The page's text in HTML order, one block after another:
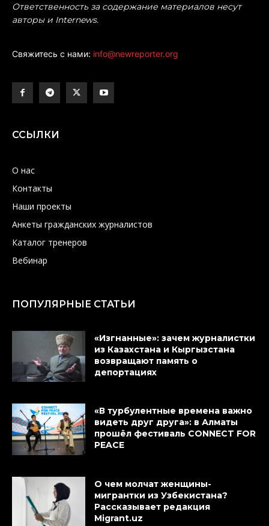
Ответственность за содержание материалов несут
авторы и Internews.
Свяжитесь с нами: info@newreporter.org
ССЫЛКИ
О нас
Контакты
Наши проекты
Анкеты гражданских журналистов
Каталог тренеров
Вебинар
ПОПУЛЯРНЫЕ СТАТЬИ
«Изгнанные»: зачем журналистки
из Казахстана и Кыргызстана
возвращают память о
депортациях
«В турбулентные времена важно
видеть друг друга»: в Алматы
прошёл фестиваль CONNECT FOR
PEACE
О чем молчат женщины-
мигрантки из Узбекистана?
Рассказывает редакция
Migrant.uz